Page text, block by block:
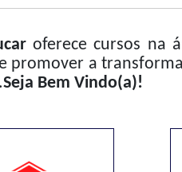
oferece cursos na
promover a
Seja Bem Vindo(a)!